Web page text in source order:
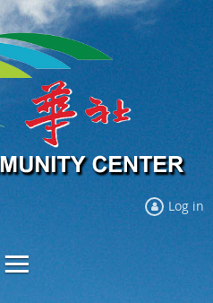
Log in